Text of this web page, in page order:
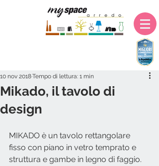
Mikado, il tavolo di
design
10 nov 2018Tempo di lettura: 1 min
MIKADO è un tavolo rettangolare
fisso con piano in vetro temprato e
struttura e gambe in legno di faggio.